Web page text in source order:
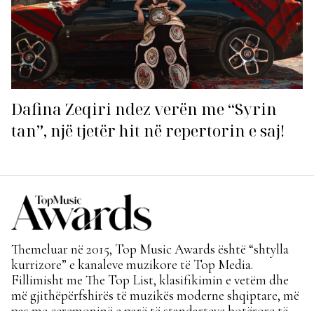
Dafina Zeqiri ndez verën me “Syrin
tan”, një tjetër hit në repertorin e saj!
Themeluar në 2015, Top Music Awards është “shtylla
kurrizore” e kanaleve muzikore të Top Media.
Fillimisht me The Top List, klasifikimin e vetëm dhe
më gjithëpërfshirës të muzikës moderne shqiptare, më